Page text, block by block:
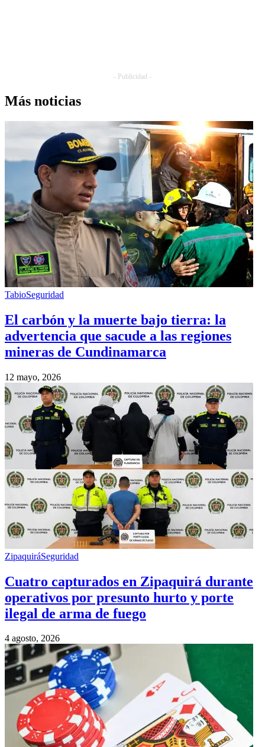
- Publicidad -
Más noticias
TabioSeguridad
El carbón y la muerte bajo tierra: la
advertencia que sacude a las regiones
mineras de Cundinamarca
12 mayo, 2026
ZipaquiráSeguridad
Cuatro capturados en Zipaquirá durante
operativos por presunto hurto y porte
ilegal de arma de fuego
4 agosto, 2026